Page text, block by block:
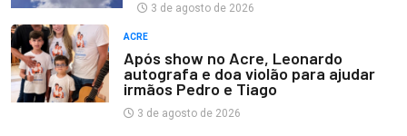
3 de agosto de 2026
ACRE
Após show no Acre, Leonardo
autografa e doa violão para ajudar
irmãos Pedro e Tiago
3 de agosto de 2026